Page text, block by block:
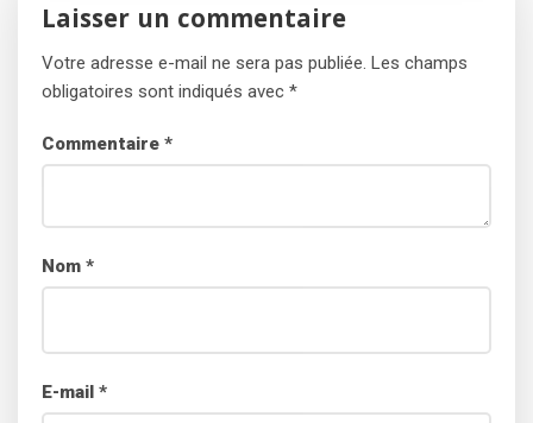
Laisser un commentaire
Votre adresse e-mail ne sera pas publiée. Les champs
obligatoires sont indiqués avec *
Commentaire *
Nom *
E-mail *